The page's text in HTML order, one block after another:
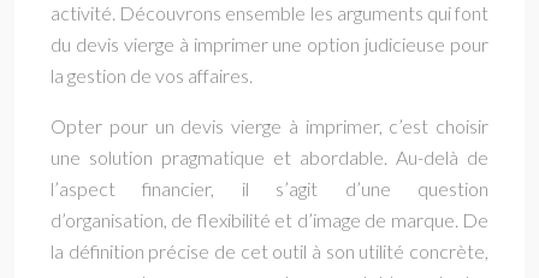
activité. Découvrons ensemble les arguments qui font
du devis vierge à imprimer une option judicieuse pour
la gestion de vos affaires.
Opter pour un devis vierge à imprimer, c’est choisir
une solution pragmatique et abordable. Au-delà de
l’aspect financier, il s’agit d’une question
d’organisation, de flexibilité et d’image de marque. De
la définition précise de cet outil à son utilité concrète,